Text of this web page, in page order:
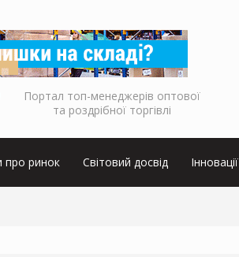
Портал топ-менеджерів оптової
та роздрібної торгівлі
про ринок Світовий досвід Інновації